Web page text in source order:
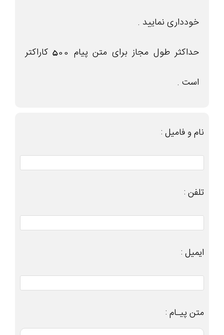
خودداری نمایید .
حداکثر طول مجاز برای متن پیام 500 کاراکتر
است .
نام و فامیل :
تلفن :
ایمیل :
متن پیـام :